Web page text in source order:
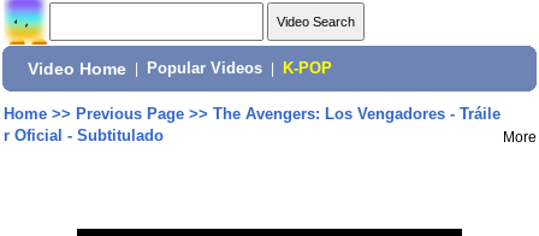
Video Home Popular Videos K-POP
Home>> Previous Page>> The Avengers: Los Vengadores - Tráile
r Oficial - Subtitulado
More